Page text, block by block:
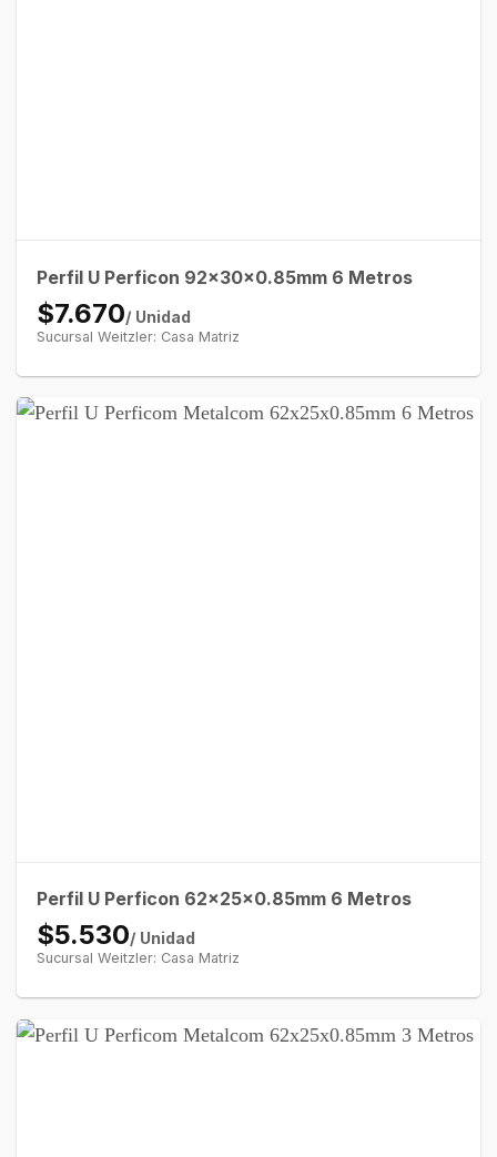
Perfil U Perficon 92x30x0.85mm 6 Metros
$7.670/ Unidad
Sucursal Weitzler: Casa Matriz
Perfil U Perficon 62x25x0.85mm 6 Metros
$5.530/ Unidad
Sucursal Weitzler: Casa Matriz